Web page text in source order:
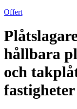
Offert
hållbara
och
fastigheter